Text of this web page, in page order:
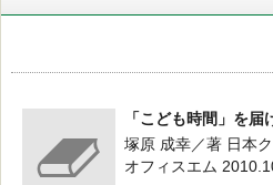
「こども時間」を
塚原 成幸／著 日本
オフィスエム